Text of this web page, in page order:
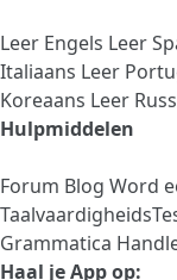
Leer Engels Leer
Italiaans Leer
Koreaans Leer
Hulpmiddelen
Forum Blog Word
Grammatica
Haal je App op: